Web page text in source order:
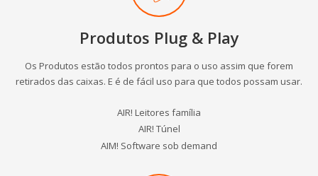
Produtos Plug & Play
Os Produtos estão todos prontos para o uso assim que forem
retirados das caixas. E é de fácil uso para que todos possam usar.
AIR! Leitores família
AIR! Túnel
AIM! Software sob demand